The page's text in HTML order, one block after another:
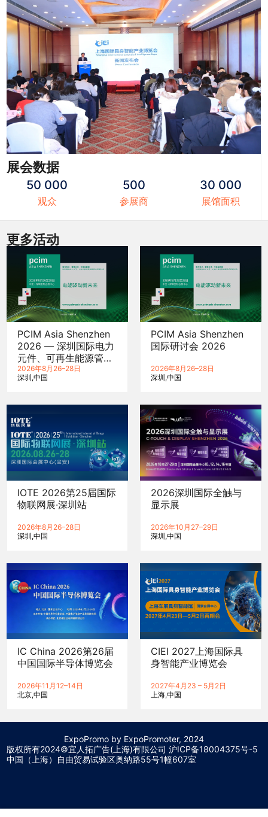
展会数据
50 000
观众
500
参展商
30 000
展馆面积
更多活动
PCIM Asia Shenzhen
2026 — 深圳国际电力
元件、可再生能源管理
展览会暨研讨会
2026年8月26–28日
深圳 中国
PCIM Asia Shenzhen
国际研讨会 2026
2026年8月26–28日
深圳 中国
IOTE 2026第25届国际
物联网展·深圳站
2026年8月26–28日
深圳 中国
2026深圳国际全触与
显示展
2026年10月27–29日
深圳 中国
IC China 2026第26届
中国国际半导体博览会
2026年11月12–14日
北京 中国
CIEI 2027上海国际具
身智能产业博览会
2027年4月23 – 5月2日
上海 中国
ExpoPromo by ExpoPromoter, 2024
版权所有2024©宜人拓广告(上海)有限公司 沪ICP备18004375号-5
中国（上海）自由贸易试验区奥纳路55号1幢607室